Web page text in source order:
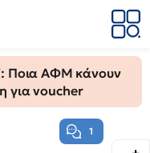
Ποια ΑΦΜ κάνουν
για voucher
1